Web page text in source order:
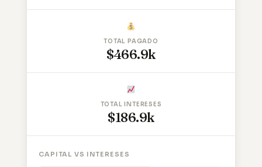
TOTAL PAGADO
$466.9k
TOTAL INTERESES
$186.9k
CAPITAL VS INTERESES